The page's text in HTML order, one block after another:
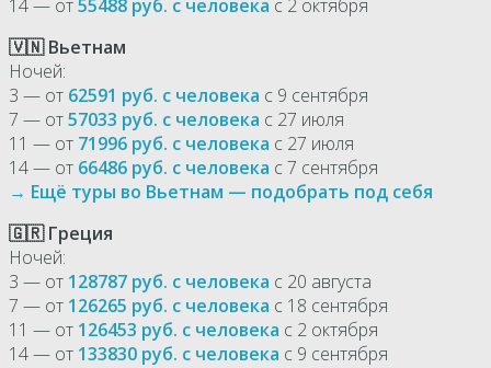
14 — от55488 руб. с человека с 2 октября
🇻🇳 Вьетнам
Ночей:
3 — от 62591 руб. с человека с 9 сентября
7 — от57033 руб. с человека с 27 июля
11 — от 71996 руб. с человека с 27 июля
14 — от 66486 руб. с человека с 7 сентября
→ Ещё туры во Вьетнам — подобрать под себя
🇬🇷 Греция
Ночей:
3 — от 128787 руб. с человека с 20 августа
7 — от 126265 руб. с человека с 18 сентября
11 — от 126453 руб. с человека с 2 октября
14 — от 133830 руб. с человека с 9 сентября